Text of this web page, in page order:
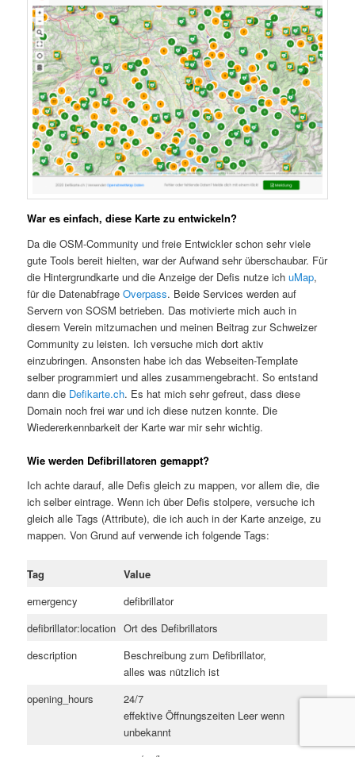
War es einfach, diese Karte zu entwickeln?
Da die OSM-Community und freie Entwickler schon sehr viele
gute Tools bereit hielten, war der Aufwand sehr überschaubar. Für
die Hintergrundkarte und die Anzeige der Defis nutze ichuMap,
für die DatenabfrageOverpass. Beide Services werden auf
Servern von SOSM betrieben. Das motivierte mich auch in
diesem Verein mitzumachen und meinen Beitrag zur Schweizer
Community zu leisten. Ich versuche mich dort aktiv
einzubringen. Ansonsten habe ich das Webseiten-Template
selber programmiert und alles zusammengebracht. So entstand
dann die Defikarte.ch. Es hat mich sehr gefreut, dass diese
Domain noch frei war und ich diese nutzen konnte. Die
Wiedererkennbarkeit der Karte war mir sehr wichtig.
Wie werden Defibrillatoren gemappt?
Ich achte darauf, alle Defis gleich zu mappen, vor allem die, die
ich selber eintrage. Wenn ich über Defis stolpere, versuche ich
gleich alle Tags (Attribute), die ich auch in der Karte anzeige, zu
mappen. Von Grund auf verwende ich folgende Tags:
Tag
Value
emergency
defibrillator
defibrillator:location Ort des Defibrillators
description
Beschreibung zum Defibrillator,
alles was nützlich ist
opening_hours
24/7
effektive Öffnungszeiten Leer wenn
unbekannt